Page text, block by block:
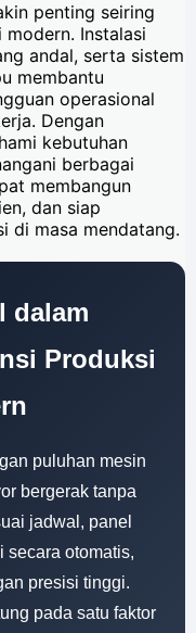
penting seiring
Instalasi
andal, serta sistem
membantu
operasional
Dengan
kebutuhan
berbagai
membangun
dan siap
di masa mendatang.
dalam
Produksi
puluhan mesin
bergerak tanpa
jadwal, panel
secara otomatis,
presisi tinggi.
pada satu faktor